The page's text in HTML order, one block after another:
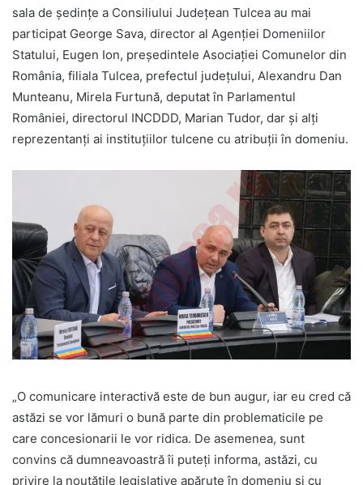
sala de ședințe a Consiliului Județean Tulcea au mai
participat George Sava, director al Agenției Domeniilor
Statului, Eugen Ion, președintele Asociației Comunelor din
România, filiala Tulcea, prefectul județului, Alexandru Dan
Munteanu, Mirela Furtună, deputat în Parlamentul
României, directorul INCDDD, Marian Tudor, dar și alți
reprezentanți ai instituțiilor tulcene cu atribuții în domeniu.
„O comunicare interactivă este de bun augur, iar eu cred că
astăzi se vor lămuri o bună parte din problematicile pe
care concesionarii le vor ridica. De asemenea, sunt
convins că dumneavoastră îi puteți informa, astăzi, cu
privire la noutățile legislative apărute în domeniu și cu